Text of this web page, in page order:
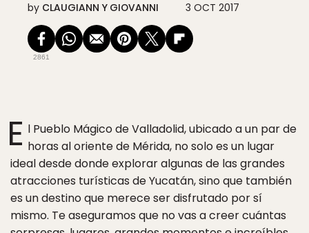
by CLAUGIANN Y GIOVANNI 3 OCT 2017
2861
E l Pueblo Mágico de Valladolid, ubicado a un par de
horas al oriente de Mérida, no solo es un lugar
ideal desde donde explorar algunas de las grandes
atracciones turísticas de Yucatán, sino que también
es un destino que merece ser disfrutado por sí
mismo. Te aseguramos que no vas a creer cuántas